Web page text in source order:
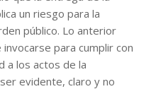
un riesgo para la
público. Lo anterior
para cumplir con
a los actos de la
evidente, claro y no